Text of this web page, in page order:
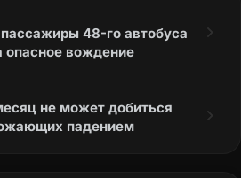
48-го автобуса
опасное вождение
не может добиться
падением